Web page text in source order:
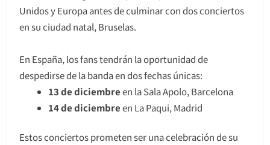
Unidos y Europa antes de culminar con dos conciertos
en su ciudad natal, Bruselas.
En España, los fans tendrán la oportunidad de
despedirse de la banda en dos fechas únicas:
13 de diciembreen la Sala Apolo, Barcelona
14 de diciembreen La Paqui, Madrid
Estos conciertos prometen ser una celebración de su